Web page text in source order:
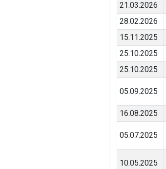
21.03.2026
28.02.2026
15.11.2025
25.10.2025
25.10.2025
05.09.2025
16.08.2025
05.07.2025
10.05.2025